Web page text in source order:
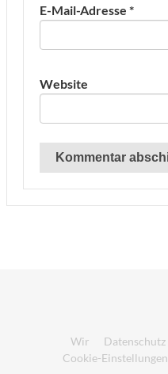
E-Mail-Adresse *
Website
Wir Datenschutz
Cookie-Einstellungen